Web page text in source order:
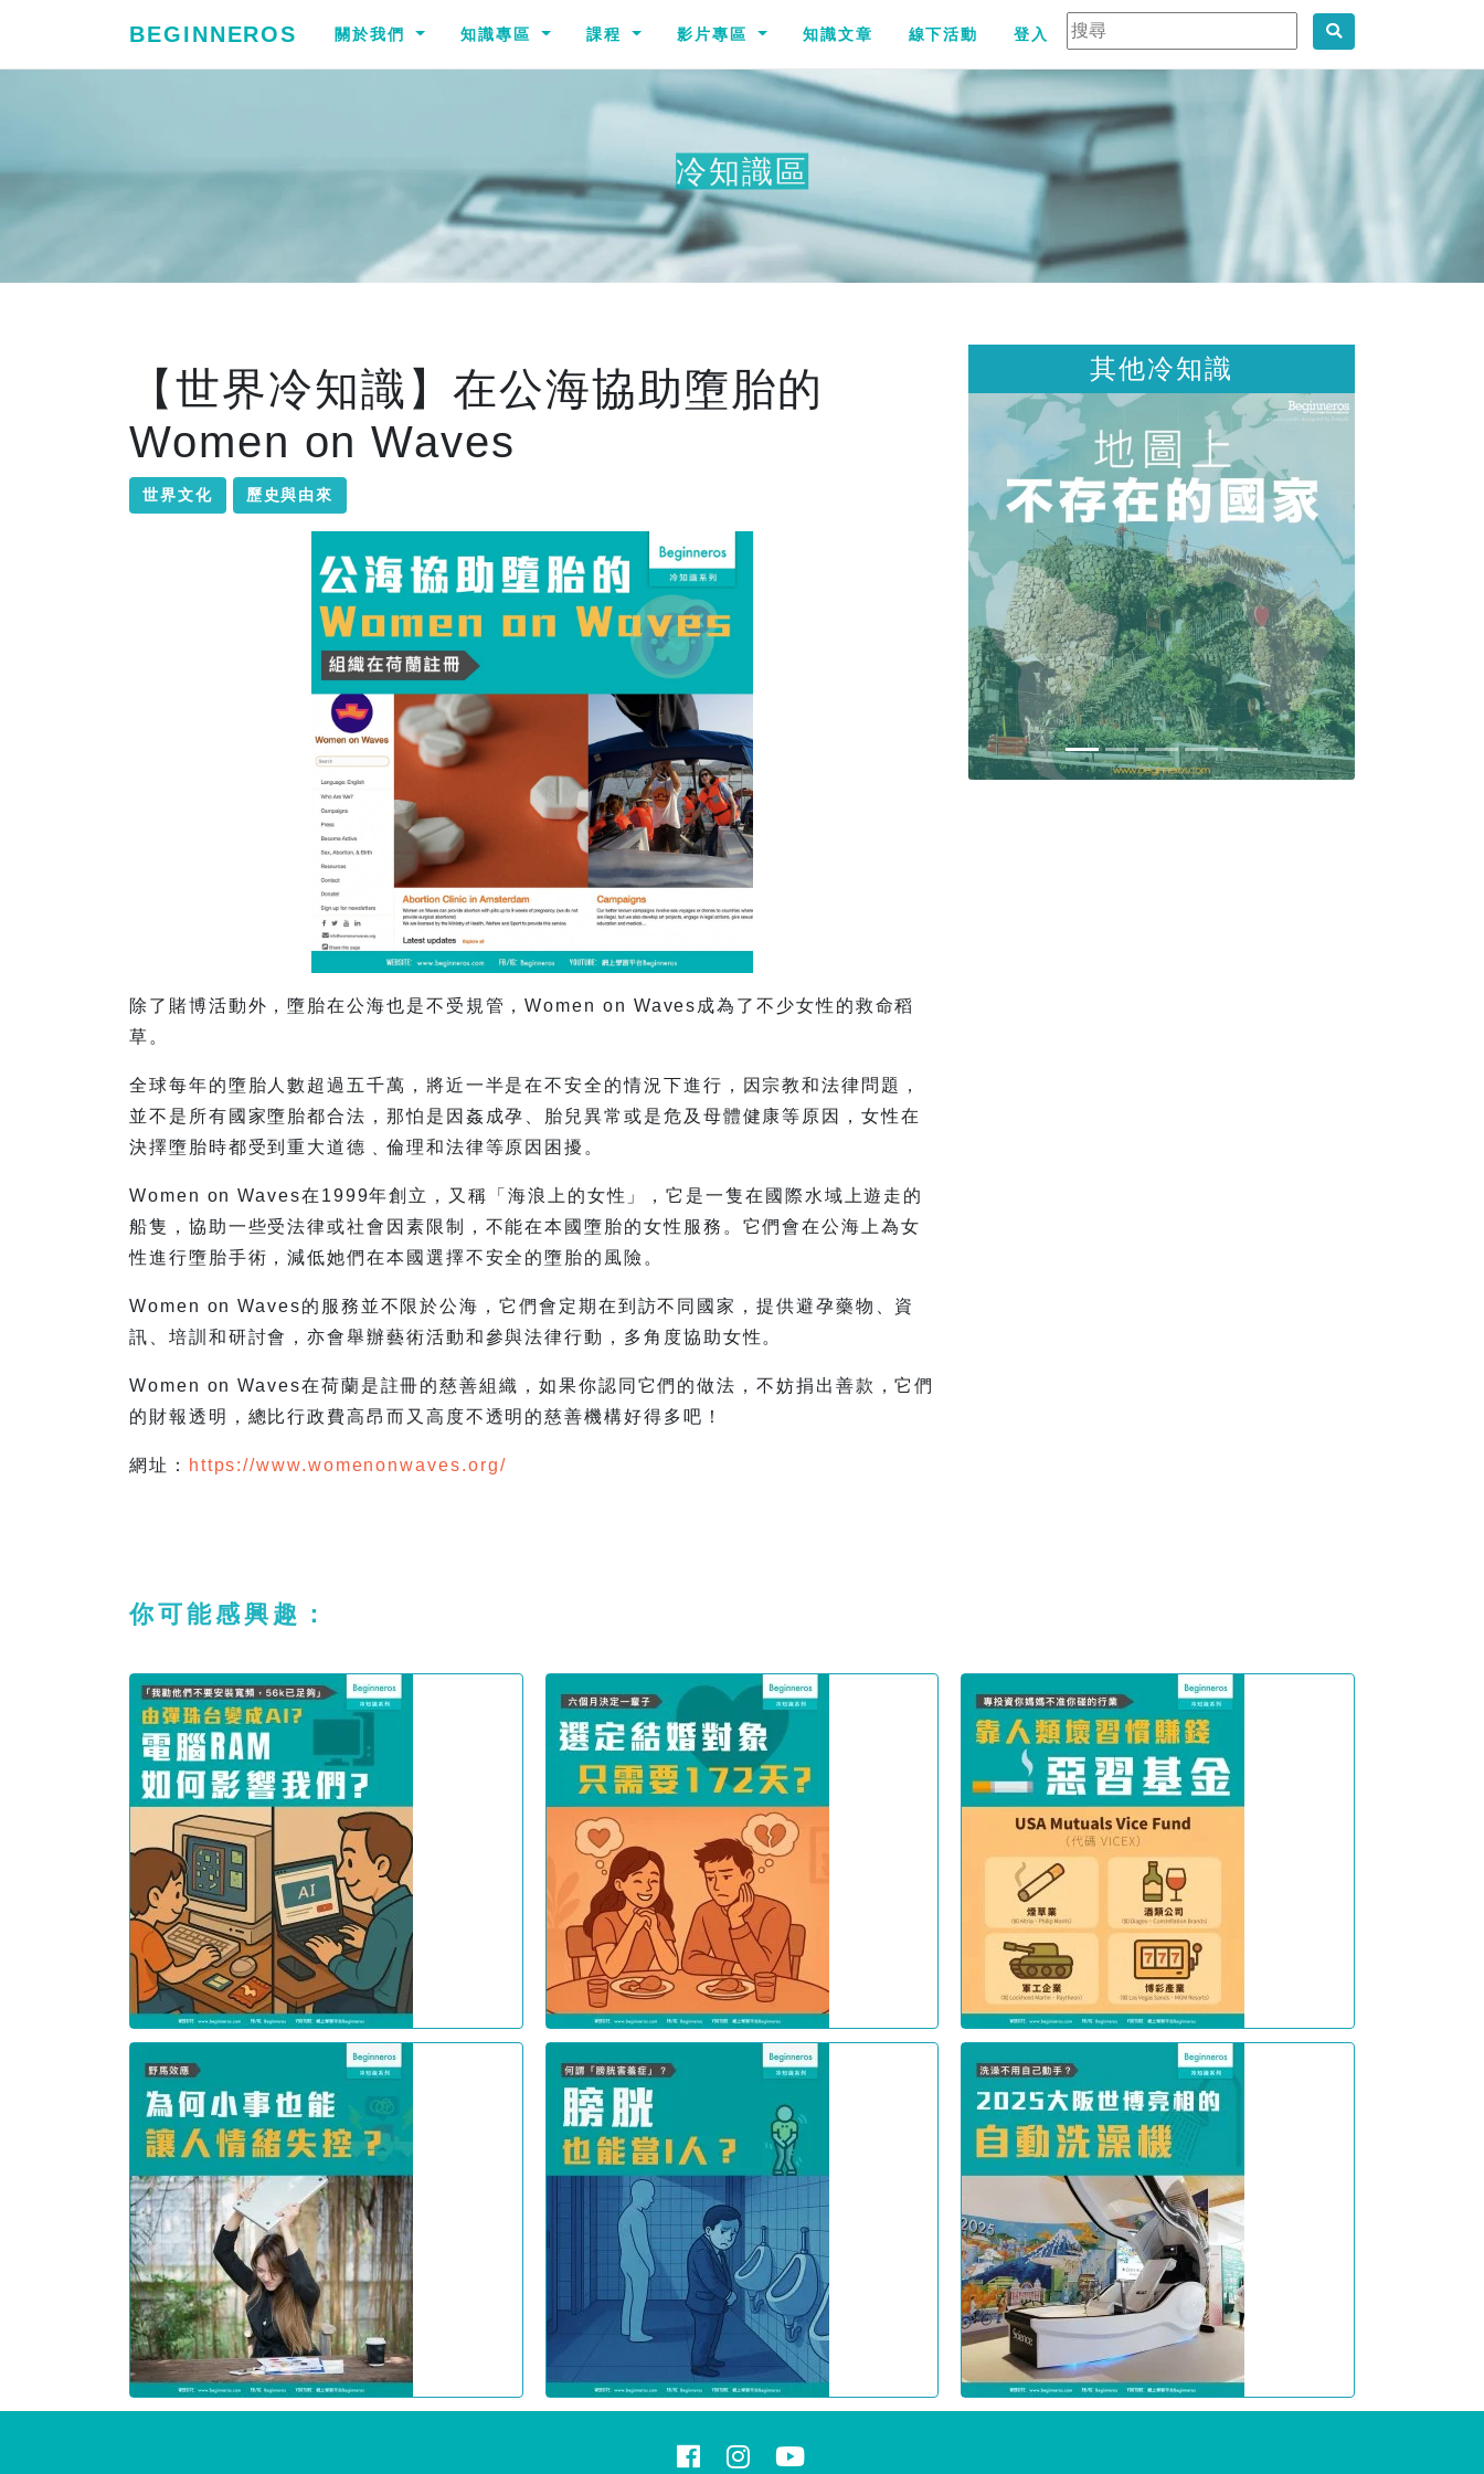
BEGINNEROS 關於我們 知識專區 課程 影片專區 知識文章 線下活動 登入
冷知識區
【世界冷知識】在公海協助墮胎的
Women on Waves
世界文化 歷史與由來
除了賭博活動外，墮胎在公海也是不受規管，Women on Waves成為了不少女性的救命稻
草。
全球每年的墮胎人數超過五千萬，將近一半是在不安全的情況下進行，因宗教和法律問題，
並不是所有國家墮胎都合法，那怕是因姦成孕、胎兒異常或是危及母體健康等原因，女性在
決擇墮胎時都受到重大道德﹑倫理和法律等原因困擾。
Women on Waves在1999年創立，又稱「海浪上的女性」，它是一隻在國際水域上遊走的
船隻，協助一些受法律或社會因素限制，不能在本國墮胎的女性服務。它們會在公海上為女
性進行墮胎手術，減低她們在本國選擇不安全的墮胎的風險。
Women on Waves的服務並不限於公海，它們會定期在到訪不同國家，提供避孕藥物、資
訊、培訓和研討會，亦會舉辦藝術活動和參與法律行動，多角度協助女性。
Women on Waves在荷蘭是註冊的慈善組織，如果你認同它們的做法，不妨捐出善款，它們
的財報透明，總比行政費高昂而又高度不透明的慈善機構好得多吧！
網址： https://www.womenonwaves.org/
其他冷知識
你可能感興趣：